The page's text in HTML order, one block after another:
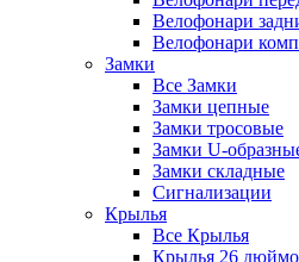
Велофонари
Велофонари
Замки
Все Замки
Замки цепные
Замки тросовые
Замки U-
Замки складные
Сигнализации
Крылья
Все Крылья
Крылья 26